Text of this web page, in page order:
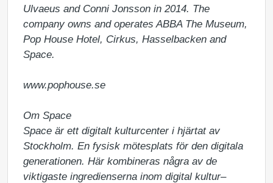
Ulvaeus and Conni Jonsson in 2014. The
company owns and operates ABBA The Museum,
Pop House Hotel, Cirkus, Hasselbacken and
Space.
www.pophouse.se
Om Space
Space är ett digitalt kulturcenter i hjärtat av
Stockholm. En fysisk mötesplats för den digitala
generationen. Här kombineras några av de
viktigaste ingredienserna inom digital kultur–